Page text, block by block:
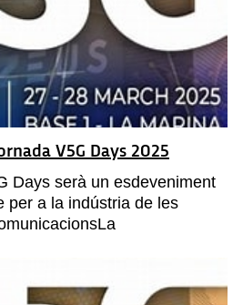
V5G Days 2025
Days serà un esdeveniment
per a la indústria de les